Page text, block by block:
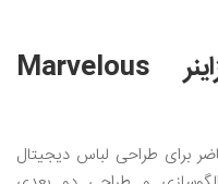
نرم‌افزار مارولوس دیزاینر Marvelous
برای طراحی لباس دیجیتال